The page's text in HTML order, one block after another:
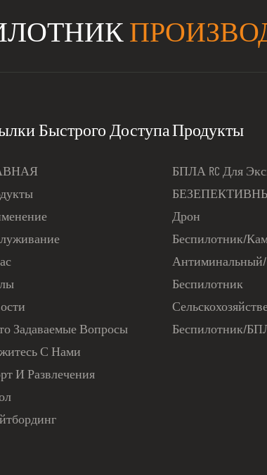
Быстрого Доступа
Задаваемые Вопросы
С Нами
И Развлечения
Продукты
БПЛА RC Для
Дрон
Беспилотник/
Антиминальный/
Беспилотник
Беспилотник/